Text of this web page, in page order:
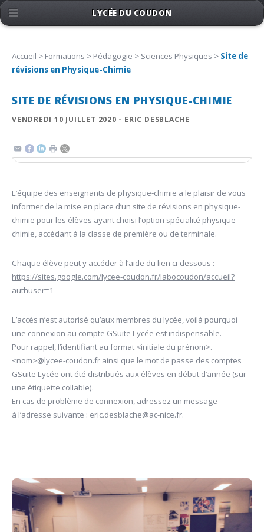
Accueil > Formations > Pédagogie > Sciences Physiques > Site de
révisions en Physique-Chimie
SITE DE RÉVISIONS EN PHYSIQUE-CHIMIE
VENDREDI 10 JUILLET 2020 - ERIC DESBLACHE
L’équipe des enseignants de physique-chimie a le plaisir de vous
informer de la mise en place d’un site de révisions en physique-
chimie pour les élèves ayant choisi l’option spécialité physique-
chimie, accédant à la classe de première ou de terminale.
Chaque élève peut y accéder à l’aide du lien ci-dessous :
https://sites.google.com/lycee-coudon.fr/labocoudon/accueil?
authuser=1
L’accès n’est autorisé qu’aux membres du lycée, voilà pourquoi
une connexion au compte GSuite Lycée est indispensable.
Pour rappel, l’identifiant au format <initiale du prénom>.
<nom>@lycee-coudon.fr ainsi que le mot de passe des comptes
GSuite Lycée ont été distribués aux élèves en début d’année (sur
une étiquette collable).
En cas de problème de connexion, adressez un message
à l’adresse suivante : eric.desblache@ac-nice.fr.
LYCÉE DU COUDON